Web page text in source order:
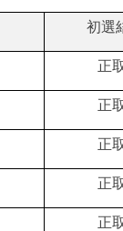
初選
正
正
正
正
正